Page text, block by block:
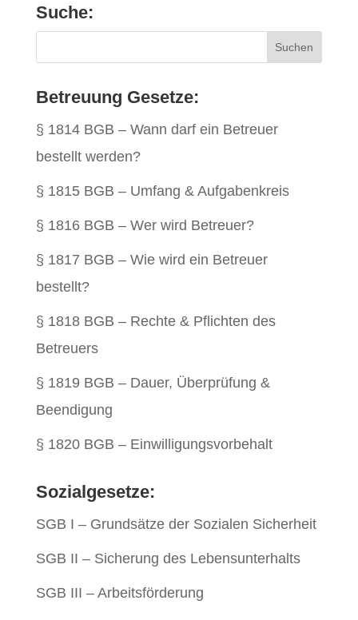
Suche:
Betreuung Gesetze:
§ 1814 BGB – Wann darf ein Betreuer
bestellt werden?
§ 1815 BGB – Umfang & Aufgabenkreis
§ 1816 BGB – Wer wird Betreuer?
§ 1817 BGB – Wie wird ein Betreuer
bestellt?
§ 1818 BGB – Rechte & Pflichten des
Betreuers
§ 1819 BGB – Dauer, Überprüfung &
Beendigung
§ 1820 BGB – Einwilligungsvorbehalt
Sozialgesetze:
SGB I – Grundsätze der Sozialen Sicherheit
SGB II – Sicherung des Lebensunterhalts
SGB III – Arbeitsförderung